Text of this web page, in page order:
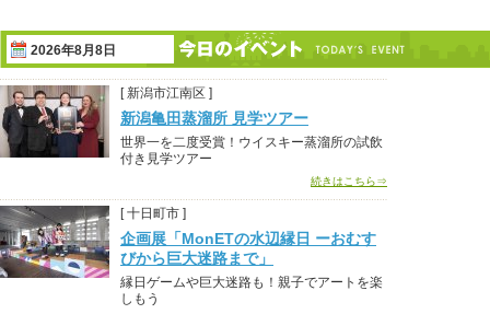
2026年8月8日
[ 新潟市江南区 ]
新潟亀田蒸溜所 見学ツアー
世界一を二度受賞！ウイスキー蒸溜所の試飲
付き見学ツアー
続きはこちら⇒
[ 十日町市 ]
企画展「MonETの水辺縁日 ーおむす
びから巨大迷路まで」
縁日ゲームや巨大迷路も！親子でアートを楽
しもう